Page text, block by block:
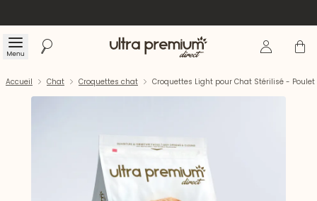
Menu Rechercher Accueil Se Panier
Accueil Chat Croquettes chat Croquettes Light pour Chat Stérilisé - Poulet